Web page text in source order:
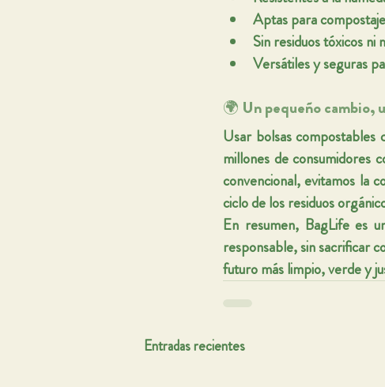
Aptas para
Sin residuos tóxicos ni
Versátiles y seguras
🌍 Un pequeño cambio,
Usar bolsas
millones de consumidores
convencional, evitamos la
ciclo de los residuos
En resumen, BagLife es
responsable, sin sacrificar
futuro más limpio, verde y
Entradas recientes